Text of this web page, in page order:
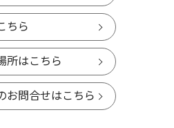
ちら
所はこちら
お問合せはこちら